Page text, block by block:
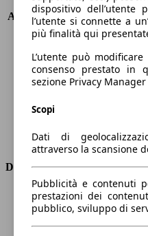
Accelerazione (0-100 km/h)
Velocità massima (km/h)
Coppia
Cilindrata
Carburante
Cilindri
Tipo di trazione
Dimensioni
Lunghezza
Altezza
Larghezza
dispositivo dell’utente
l’utente si connette a
più finalità qui
L’utente può
consenso prestato in
sezione Privacy
Scopi
Dati di
attraverso la scansione
Pubblicità e contenuti
prestazioni dei
pubblico, sviluppo di